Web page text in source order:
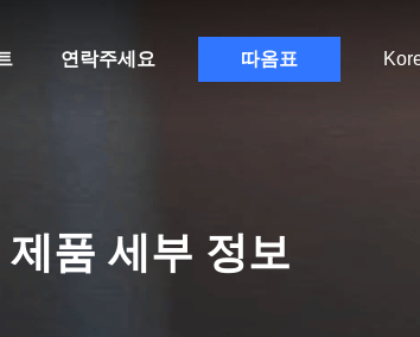
연락주세요 따옴표
제품 세부 정보